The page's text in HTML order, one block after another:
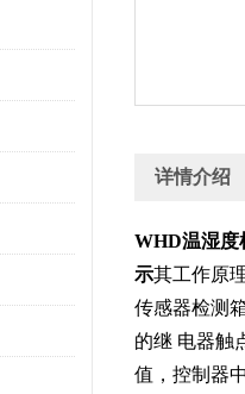
详情介绍
WHD温湿度
示其工作原
传感器检测
的继 电器触
值，控制器